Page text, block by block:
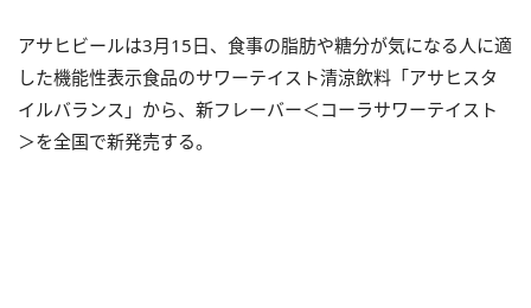
アサヒビールは3月15日、食事の脂肪や糖分が気になる人に適
した機能性表示食品のサワーテイスト清涼飲料「アサヒスタ
イルバランス」から、新フレーバー＜コーラサワーテイスト
＞を全国で新発売する。